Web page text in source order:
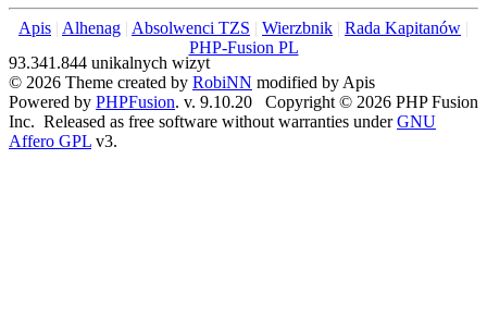
Apis | Alhenag | Absolwenci TZS | Wierzbnik | Rada Kapitanów |
PHP-Fusion PL
93.341.844 unikalnych wizyt
© 2026 Theme created by RobiNN modified by Apis
Powered by PHPFusion. v. 9.10.20 Copyright © 2026 PHP Fusion
Inc. Released as free software without warranties underGNU
Affero GPL v3.